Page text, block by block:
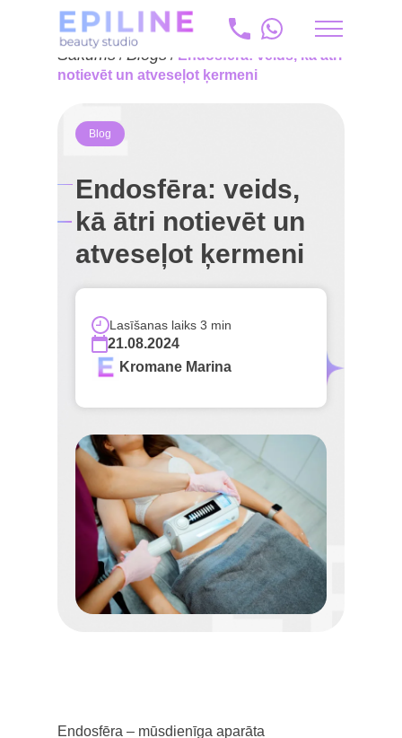
ru
Sākums / Blogs / Endosfēra: veids, kā ātri
notievēt un atveseļot ķermeni
Blog
Endosfēra: veids,
kā ātri notievēt un
atveseļot ķermeni
Lasīšanas laiks 3 min
Kromane Marina
21.08.2024
Endosfēra – mūsdienīga aparāta